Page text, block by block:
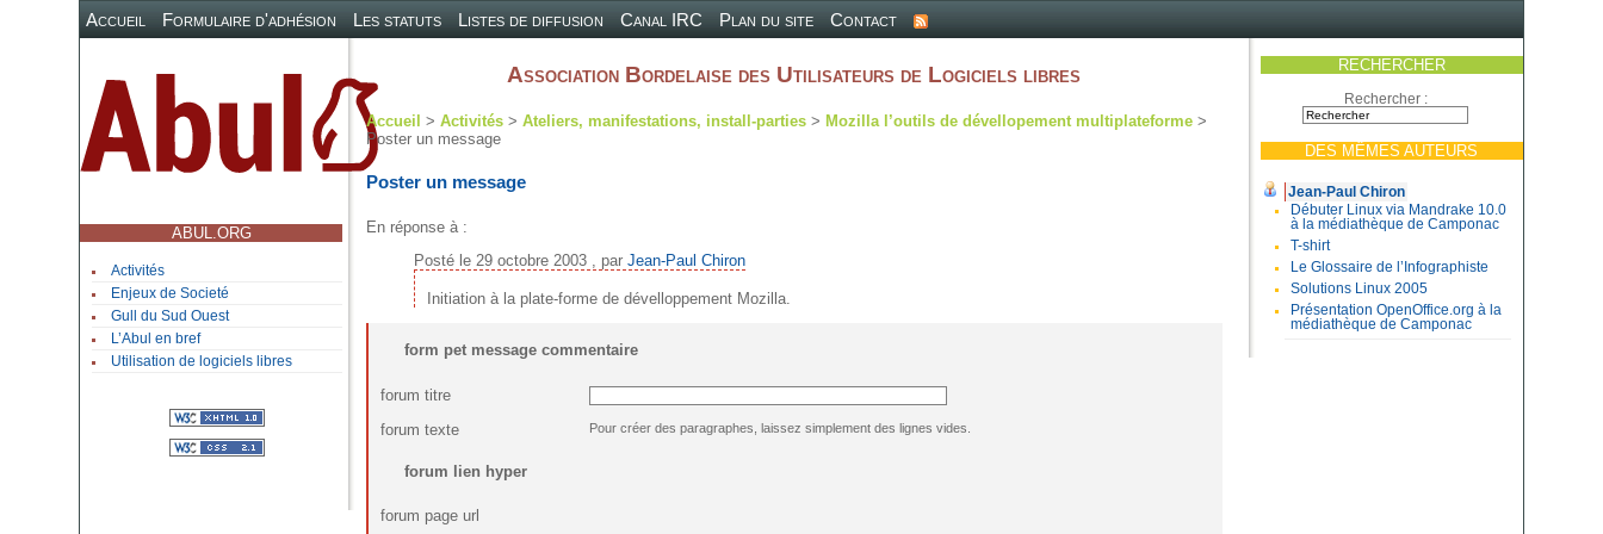
Accueil Formulaire d'adhésion Les statuts Listes de diffusion Canal IRC Plan du site Contact
ABUL.ORG
Activités
Enjeux de Societé
Gull du Sud Ouest
L’Abul en bref
Utilisation de logiciels libres
RECHERCHER
Rechercher :
DES MÊMES AUTEURS
Jean-Paul Chiron
Débuter Linux via Mandrake 10.0
à la médiathèque de Camponac
T-shirt
Le Glossaire de l’Infographiste
Solutions Linux 2005
Présentation OpenOffice.org à la
médiathèque de Camponac
Association Bordelaise des Utilisateurs de Logiciels libres
Accueil >Activités >Ateliers, manifestations, install-parties > Mozilla l’outils de dévellopement multiplateforme >
Poster un message
Poster un message
En réponse à :
Posté le 29 octobre 2003 , parJean-Paul Chiron
Initiation à la plate-forme de dévelloppement Mozilla.
form pet message commentaire
forum titre
forum texte
Pour créer des paragraphes, laissez simplement des lignes vides.
forum lien hyper
forum page url